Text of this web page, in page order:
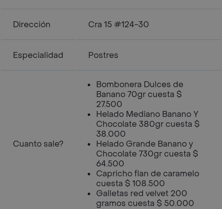
Dirección Cra 15 #124-30
Especialidad Postres
Cuanto sale?
Bombonera Dulces de
Banano 70gr cuesta $
27.500
Helado Mediano Banano Y
Chocolate 380gr cuesta $
38.000
Helado Grande Banano y
Chocolate 730gr cuesta $
64.500
Capricho flan de caramelo
cuesta $ 108.500
Galletas red velvet 200
gramos cuesta $ 50.000